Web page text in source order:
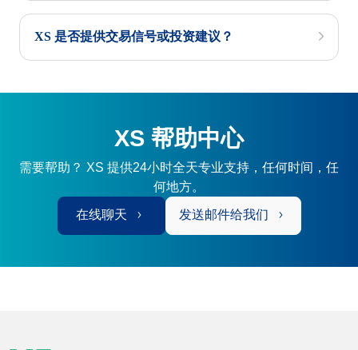
XS 是否提供交易信号或投资建议？
XS 帮助中心
需要帮助？ XS 提供24小时全天专业支持，任何时间，任
何地方。
在线聊天 发送邮件给我们